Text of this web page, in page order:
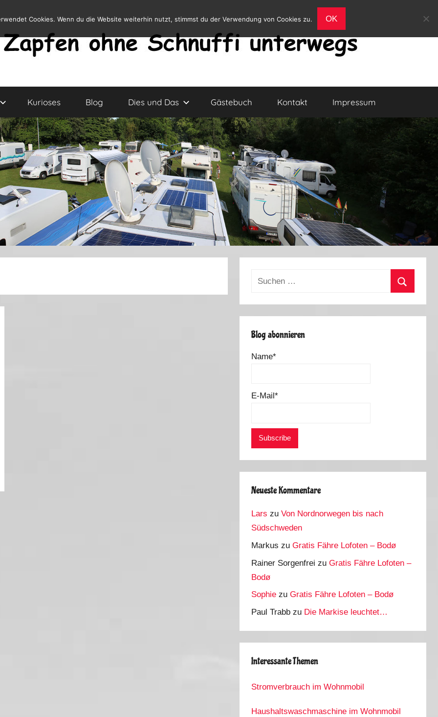
Kurioses Blog Dies und Das Gästebuch Kontakt Impressum
Suchen
Blog abonnieren
Name*
E-Mail*
Neueste Kommentare
Lars zuVon Nordnorwegen bis nach
Südschweden
Markus zuGratis Fähre Lofoten – Bodø
Rainer Sorgenfrei zuGratis Fähre Lofoten –
Bodø
Sophie zuGratis Fähre Lofoten – Bodø
Paul Trabb zu Die Markise leuchtet…
Interessante Themen
Stromverbrauch im Wohnmobil
Haushaltswaschmaschine im Wohnmobil
Cookies. Wenn du die Website weiterhin nutzt, stimmst du der Verwendung von Cookies zu. OK